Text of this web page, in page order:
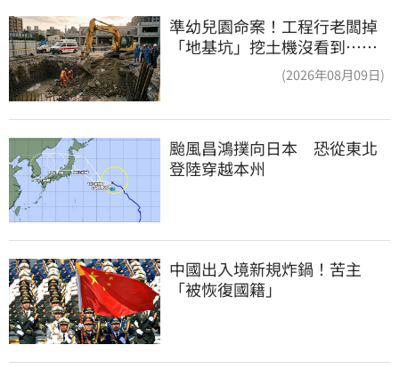
準幼兒園命案！工程行老闆掉
「地基坑」挖土機沒看到…下
(2026年08月09日)
颱風昌鴻撲向日本　恐從東北
登陸穿越本州
中國出入境新規炸鍋！苦主
「被恢復國籍」